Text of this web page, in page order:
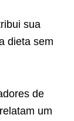
sua
dieta sem
de
um